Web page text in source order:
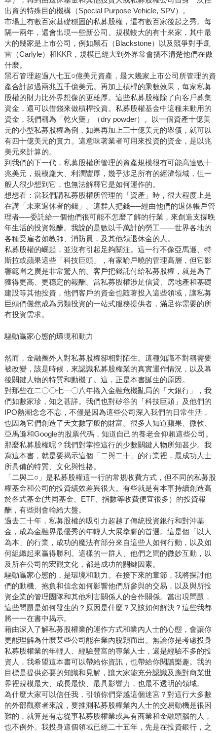
出資的特殊目的機構（Special Purpose Vehicle, SPV）。
市場上有數百家基礎穩固的私募股權，還有數百家後起之秀。每
隔一兩年，還會出現一些新公司。規模較大的有十來家，其中最
大的幾家是上市公司，例如黑石（Blackstone）以及競爭對手凱
雷（Carlyle）和KKR，規模已經大到外界常會搞不清楚他們在做
什麼。
黑石管理超過八七五○億美元資產，最大幾家上市公司所管理的資
產合計超過兩兆五千億美元。再加上槓桿的乘數效果，每家私募
股權的財力比外界想像的更雄厚。這些私募股權除了向客戶募集
資金，還可以借錢來做槓桿投資。私募股權基金中這種未動用的
資金，我們稱為「乾火藥」（dry powder）。以一個資產十億美
元的小型私募股權為例，如果再加上三十億美元的舉債，就可以
有四十億美元的實力。這意味著業者可用來投資的資金，是以兆
美元來計算的。
到我們的下一代，私募股權所管理的資產規模很有可能高達數十
兆美元，規模龐大、利潤豐厚，幾乎涉足所有的經濟領域，但一
般人很少想到它，也無法解釋它是如何運作的。
想想看：當我們講私募股權所管理的「資產」時，很大程度上是
在講「未來退休者的錢」。這群人把錢──經由他們的退休帳戶管
理者──委託給一個他們很可能不怎麼了解的行業，來創造支撐晚
年生活的投資報酬。我說的是數以千萬計的勞工——世界各地的
各種受雇者如教師、消防員，及其他領退休金的人。
私募股權的崛起，並沒有引起足夠關注。這一行不像亞馬遜、特
斯拉或蘋果這些「科技巨頭」，有家喻戶曉的管理高層，但它影
響範圍之廣是非常驚人的。客戶把錢託付給私募股權，就是為了
獲得更高、更穩定的報酬。當私募股權涉足信貸、房地產和基礎
建設等其他投資，他們客戶的資金也隨著投入這些領域，讓私募
巨頭們儼然成為另類投資的一站式服務提供者，滿足你需要的所
有投資需求。
驅動贏家心態的環境和動力
然而，金融圈外人對私募股權卻相對陌生。這種知識不對稱需要
被改變，該是時候，來認識私募股權業的真實運作情況，以及幕
後關鍵人物的特質和動機了。這，正是本書誕生的原因。
對那些在二〇〇七—〇八年捲入金融危機亂局的「大銀行」，我
們如數家珍，知之甚詳。我們也對矽谷的「科技巨頭」及他們的
IPO熱潮念念不忘，不僅是因為這些公司深入我們的日常生活，
也因為它們創造了天文數字般的財富。很多人知道蘋果、微軟、
亞馬遜和Google的股票代碼，知道自己的養老金仰賴這些公司。
那麼私募股權呢？我們對掌控這行的少數關鍵人物所知甚少。我
寫這本書，就是要揭示這個「二與二十」的行業裡，最成功人士
所具備的特質、文化與性格。
「二與二○」是私募股權這一行的常規收費方式，但不同的私募股
權基金和公司的投資績效差異很大。有些就是有本事持續創造高
於各式基金(共同基金、ETF、指數等收費便宜很多）的投資報
酬，有些則會輸給大盤。
過去二十年，私募股權的吸引力超越了傳統投資銀行和對沖基
金，成為金融界最優秀的年輕人大展拳腳的首選。這是個「以人
為本」的行業，成功的魔法有部分來自這些人如何行動，以及如
何組織起來贏得勝利。這樣的一群人、他們之間的微妙互動，以
及所在公司的宏觀文化，都是成功的關鍵因素。
驅動贏家心態的，是環境和動力。在接下來的章節，我將探討他
們的動機、抱負和信念如何影響他們所參與的交易，以及與所投
資企業的管理團隊和其他利害關係人的合作關係。當出現問題，
這些問題是如何發生的？原因是什麼？又該如何解決？這些我都
將一一在書中揭示。
藉由深入了解私募股權業的運作方式和業內人士的心態，會讓你
更能理解為什麼某些公司能在業內脫穎而出。無論你是考慮投身
私募股權業的年輕人、經驗豐富的專業人士，還是經驗不多的投
資人，我希望這本書可以帶給你資訊，也帶給你閱讀樂趣。我的
目標是提供必要的知識和見解，讓大家能充分認識及應對商業世
界裡規模最大、成長最快、最具影響力，也最不透明的領域。
為什麼大家可以信任我，引領你們穿越這個迷宮？對這行大多數
的外部觀察者來說，要推測私募股權業內人士的交易動機是很困
難的，就算是有志從事私募股權業或具有商業和金融頭腦的人，
也不例外。我投身這個領域已經二十五年，先是在投資銀行，之